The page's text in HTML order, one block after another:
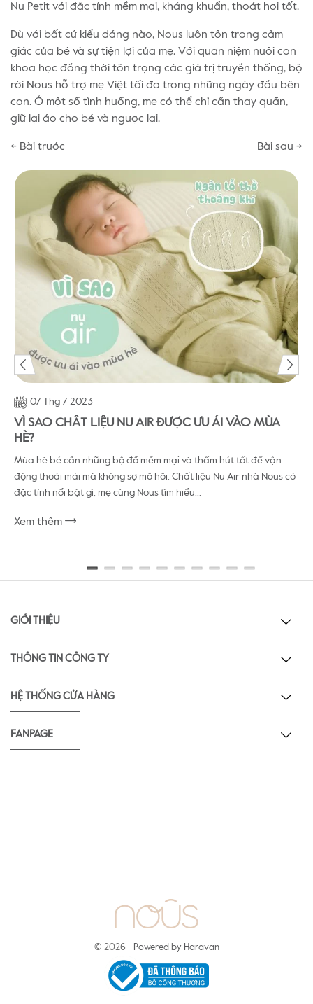
Nu Petit với đặc tính mềm mại, kháng khuẩn, thoát hơi tốt.
Dù với bất cứ kiểu dáng nào, Nous luôn tôn trọng cảm
giác của bé và sự tiện lợi của mẹ. Với quan niệm nuôi con
khoa học đồng thời tôn trọng các giá trị truyền thống, bộ
rời Nous hỗ trợ mẹ Việt tối đa trong những ngày đầu bên
con. Ở một số tình huống, mẹ có thể chỉ cần thay quần,
giữ lại áo cho bé và ngược lại.
← Bài trước Bài sau →
07 Thg 7 2023
VÌ SAO CHẤT LIỆU NU AIR ĐƯỢC ƯU ÁI VÀO MÙA
HÈ?
Mùa hè bé cần những bộ đồ mềm mại và thấm hút tốt để vận
động thoải mái mà không sợ mồ hôi. Chất liệu Nu Air nhà Nous có
đặc tính nổi bật gì, mẹ cùng Nous tìm hiểu...
Xem thêm
GIỚI THIỆU
THÔNG TIN CÔNG TY
HỆ THỐNG CỬA HÀNG
FANPAGE
© 2026 - Powered by Haravan